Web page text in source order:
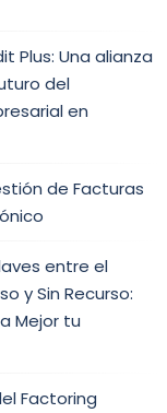
Plus: Una alianza
del
en
de Facturas
entre el
y Sin Recurso:
Mejor tu
Factoring